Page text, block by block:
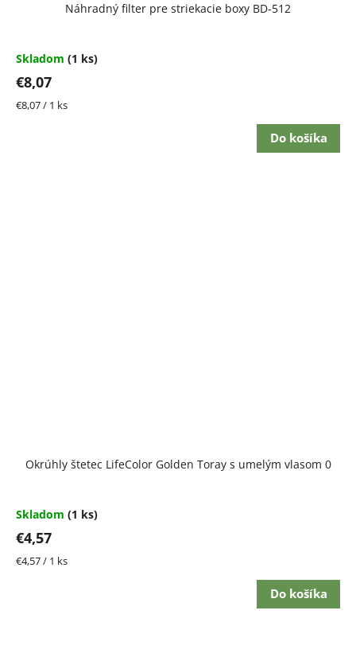
Náhradný filter pre striekacie boxy BD-512
Skladom (1 ks)
€8,07
Jednotková
€8,07 / 1 ks
Do košíka
Okrúhly štetec LifeColor Golden Toray s umelým vlasom 0
Skladom (1 ks)
€4,57
Jednotková
€4,57 / 1 ks
Do košíka